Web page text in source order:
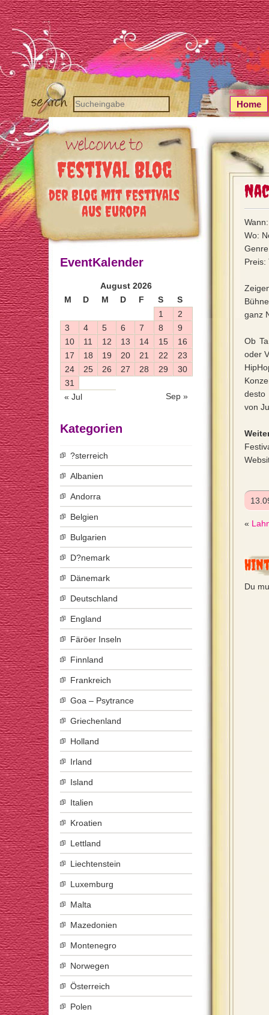
Festival Blog
der Blog mit Festivals
aus Europa
Home
Wo:
Preis:
ganz
Ob
oder
desto
von
«
Du
EventKalender
August 2026
M
D M D F S S
« Jul Sep »
1
2
3
4 5 6 7 8
9
10
11 12 13 14 15
16
17
18 19 20 21 22
23
24
25 26 27 28 29
30
31
Kategorien
?sterreich
Albanien
Andorra
Belgien
Bulgarien
D?nemark
Dänemark
Deutschland
England
Färöer Inseln
Finnland
Frankreich
Goa – Psytrance
Griechenland
Holland
Irland
Island
Italien
Kroatien
Lettland
Liechtenstein
Luxemburg
Malta
Mazedonien
Montenegro
Norwegen
Österreich
Polen